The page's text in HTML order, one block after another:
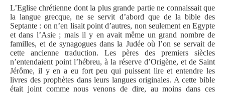
L’Eglise chrétienne dont la plus grande partie ne connaissait que
la langue grecque, ne se servit d’abord que de la bible des
Septante : on n’en lisait point d’autres, non seulement en Egypte
et dans l’Asie ; mais il y en avait même un grand nombre de
familles, et de synagogues dans la Judée où l’on se servait de
cette ancienne traduction. Les pères des premiers siècles
n’entendaient point l’hébreu, à la réserve d’Origène, et de Saint
Jérôme, il y en a eu fort peu qui puissent lire et entendre les
livres des prophètes dans leurs langues originales. A cette bible
était joint comme nous venons de dire, au moins dans ces